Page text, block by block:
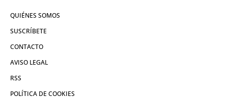
QUIÉNES SOMOS
SUSCRÍBETE
CONTACTO
AVISO LEGAL
RSS
POLÍTICA DE COOKIES